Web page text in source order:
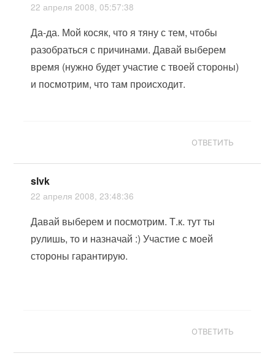
22 апреля 2008, 05:57:38
Да-да. Мой косяк, что я тяну с тем, чтобы
разобраться с причинами. Давай выберем
время (нужно будет участие с твоей стороны)
и посмотрим, что там происходит.
ОТВЕТИТЬ
slvk
22 апреля 2008, 23:48:36
Давай выберем и посмотрим. Т.к. тут ты
рулишь, то и назначай :) Участие с моей
стороны гарантирую.
ОТВЕТИТЬ